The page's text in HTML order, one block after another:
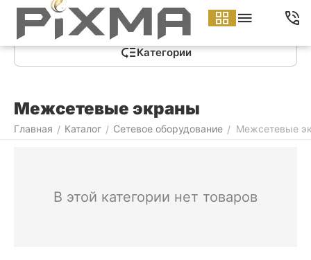
Категории
Межсетевые экраны
Главная / Каталог / Сетевое оборудование / Межсетевые
В этой категории нет товаров
Меню Найти Корзина Аккаунт